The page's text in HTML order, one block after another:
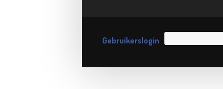
Gebruikerslogin